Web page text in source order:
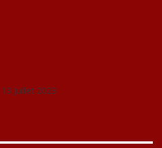
13 Juillet 2023